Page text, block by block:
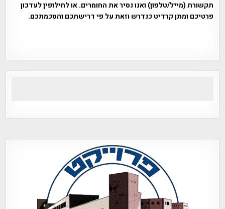
תקשורת (מייל/טלפון) ואנו נסיר את החומרים. או לחילופין לעדכון
פרטיכם ומתן קרדיט כנדרש וזאת על פי דרישתכם והסכמתכם.